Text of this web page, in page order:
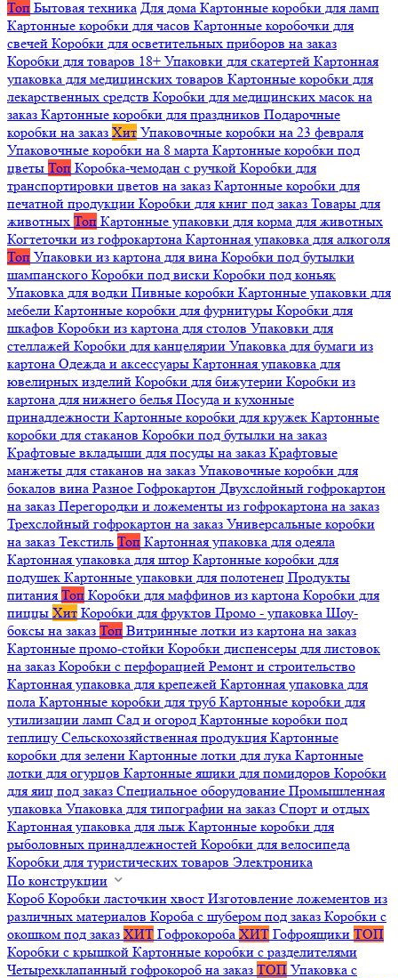
Топ Бытовая техника Для дома Картонные коробки для ламп
Картонные коробки для часов Картонные коробочки для
свечей Коробки для осветительных приборов на заказ
Коробки для товаров 18+ Упаковки для скатертей Картонная
упаковка для медицинских товаров Картонные коробки для
лекарственных средств Коробки для медицинских масок на
заказ Картонные коробки для праздников Подарочные
коробки на заказ Хит Упаковочные коробки на 23 февраля
Упаковочные коробки на 8 марта Картонные коробки под
цветы Топ Коробка-чемодан с ручкой Коробки для
транспортировки цветов на заказ Картонные коробки для
печатной продукции Коробки для книг под заказ Товары для
животных Топ Картонные упаковки для корма для животных
Когтеточки из гофрокартона Картонная упаковка для алкоголя
Топ Упаковки из картона для вина Коробки под бутылки
шампанского Коробки под виски Коробки под коньяк
Упаковка для водки Пивные коробки Картонные упаковки для
мебели Картонные коробки для фурнитуры Коробки для
шкафов Коробки из картона для столов Упаковки для
стеллажей Коробки для канцелярии Упаковка для бумаги из
картона Одежда и аксессуары Картонная упаковка для
ювелирных изделий Коробки для бижутерии Коробки из
картона для нижнего белья Посуда и кухонные
принадлежности Картонные коробки для кружек Картонные
коробки для стаканов Коробки под бутылки на заказ
Крафтовые вкладыши для посуды на заказ Крафтовые
манжеты для стаканов на заказ Упаковочные коробки для
бокалов вина Разное Гофрокартон Двухслойный гофрокартон
на заказ Перегородки и ложементы из гофрокартона на заказ
Трехслойный гофрокартон на заказ Универсальные коробки
на заказ Текстиль Топ Картонная упаковка для одеяла
Картонная упаковка для штор Картонные коробки для
подушек Картонные упаковки для полотенец Продукты
питания Топ Коробки для маффинов из картона Коробки для
пиццы Хит Коробки для фруктов Промо - упаковка Шоу-
боксы на заказ Топ Витринные лотки из картона на заказ
Картонные промо-стойки Коробки диспенсеры для листовок
на заказ Коробки с перфорацией Ремонт и строительство
Картонная упаковка для крепежей Картонная упаковка для
пола Картонные коробки для труб Картонные коробки для
утилизации ламп Сад и огород Картонные коробки под
теплицу Сельскохозяйственная продукция Картонные
коробки для зелени Картонные лотки для лука Картонные
лотки для огурцов Картонные ящики для помидоров Коробки
для яиц под заказ Специальное оборудование Промышленная
упаковка Упаковка для типографии на заказ Спорт и отдых
Картонная упаковка для лыж Картонные коробки для
рыболовных принадлежностей Коробки для велосипеда
Коробки для туристических товаров Электроника
По конструкции
Короб Коробки ласточкин хвост Изготовление ложементов из
различных материалов Короба с шубером под заказ Коробки с
окошком под заказ ХИТ Гофрокороба ХИТ Гофроящики ТОП
Коробки с крышкой Картонные коробки с разделителями
Четырехклапанный гофрокороб на заказ ТОП Упаковка с